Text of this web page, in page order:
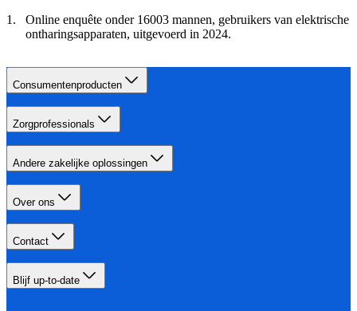
Online enquête onder 16003 mannen, gebruikers van elektrische
ontharingsapparaten, uitgevoerd in 2024.
Consumentenproducten
Zorgprofessionals
Andere zakelijke oplossingen
Over ons
Contact
Blijf up-to-date